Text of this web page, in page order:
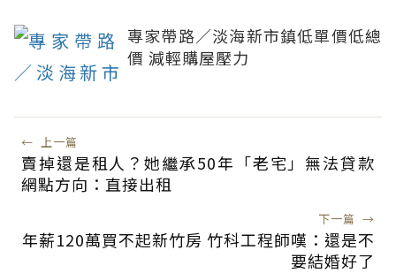
專家帶路／淡海新市鎮低單價低總
價 減輕購屋壓力
← 上一篇
賣掉還是租人？她繼承50年「老宅」無法貸款
網點方向：直接出租
下一篇 →
年薪120萬買不起新竹房 竹科工程師嘆：還是不
要結婚好了